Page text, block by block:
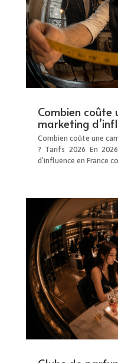
Combien coûte
marketing
Combien coûte une
? Tarifs 2026 En
d’influence en France